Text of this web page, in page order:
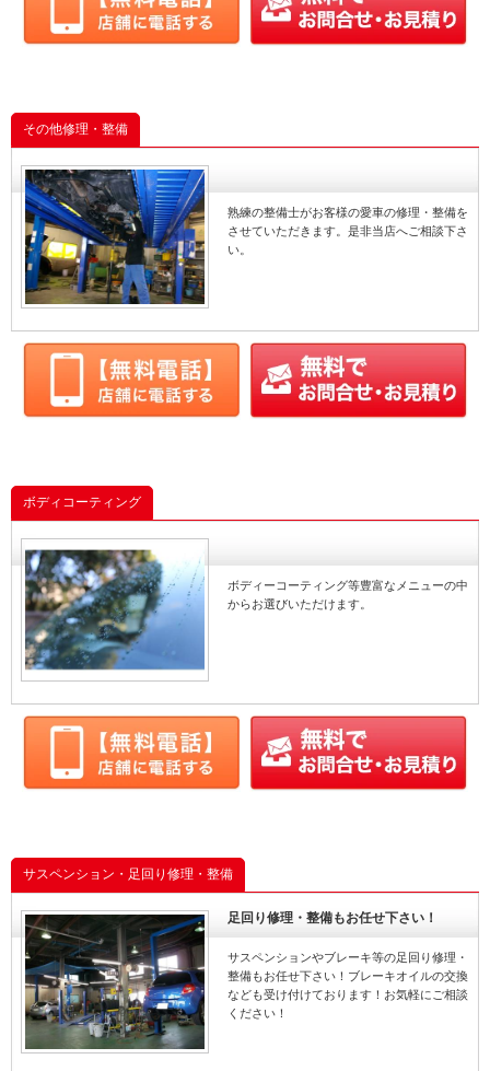
その他修理・整備
熟練の整備士がお客様の愛車の修理・整備を
させていただきます。是非当店へご相談下さ
い。
ボディコーティング
ボディーコーティング等豊富なメニューの中
からお選びいただけます。
サスペンション・足回り修理・整備
足回り修理・整備もお任せ下さい！
サスペンションやブレーキ等の足回り修理・
整備もお任せ下さい！ブレーキオイルの交換
なども受け付けております！お気軽にご相談
ください！